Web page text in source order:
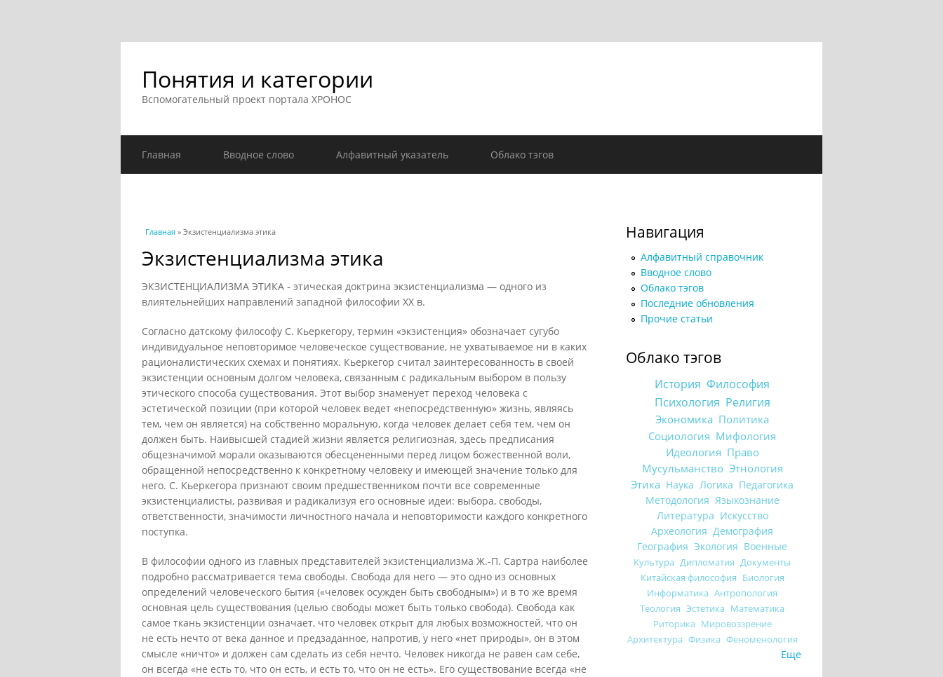
Понятия и категории
Вспомогательный проект портала ХРОНОС
Главная Вводное слово Алфавитный указатель Облако тэгов
Вы здесь
Главная » Экзистенциализма этика
Экзистенциализма этика
ЭКЗИСТЕНЦИАЛИЗМА ЭТИКА - этическая доктрина экзистенциализма — одного из
влиятельнейших направлений западной философии XX в.
Согласно датскому философу С. Кьеркегору, термин «экзистенция» обозначает сугубо
индивидуальное неповторимое человеческое существование, не ухватываемое ни в каких
рационалистических схемах и понятиях. Кьеркегор считал заинтересованность в своей
экзистенции основным долгом человека, связанным с радикальным выбором в пользу
этического способа существования. Этот выбор знаменует переход человека с
эстетической позиции (при которой человек ведет «непосредственную» жизнь, являясь
тем, чем он является) на собственно моральную, когда человек делает себя тем, чем он
должен быть. Наивысшей стадией жизни является религиозная, здесь предписания
общезначимой морали оказываются обесцененными перед лицом божественной воли,
обращенной непосредственно к конкретному человеку и имеющей значение только для
него. С. Кьеркегора признают своим предшественником почти все современные
экзистенциалисты, развивая и радикализуя его основные идеи: выбора, свободы,
ответственности, значимости личностного начала и неповторимости каждого конкретного
поступка.
В философии одного из главных представителей экзистенциализма Ж.-П. Сартра наиболее
подробно рассматривается тема свободы. Свобода для него — это одно из основных
определений человеческого бытия («человек осужден быть свободным») и в то же время
основная цель существования (целью свободы может быть только свобода). Свобода как
самое ткань экзистенции означает, что человек открыт для любых возможностей, что он
не есть нечто от века данное и предзаданное, напротив, у него «нет природы», он в этом
смысле «ничто» и должен сам сделать из себя нечто. Человек никогда не равен сам себе,
он всегда «не есть то, что он есть, и есть то, что он не есть». Его существование всегда «не
Навигация
Алфавитный справочник
Вводное слово
Облако тэгов
Последние обновления
Прочие статьи
Облако тэгов
История Философия
Психология Религия
Экономика Политика
Социология Мифология
Идеология Право
Мусульманство Этнология
Этика Наука Логика Педагогика
Методология Языкознание
Литература Искусство
Археология Демография
География Экология Военные
Культура Дипломатия Документы
Китайская философия Биология
Информатика Антропология
Теология Эстетика Математика
Риторика Мировоззрение
Архитектура Физика Феноменология
Еще